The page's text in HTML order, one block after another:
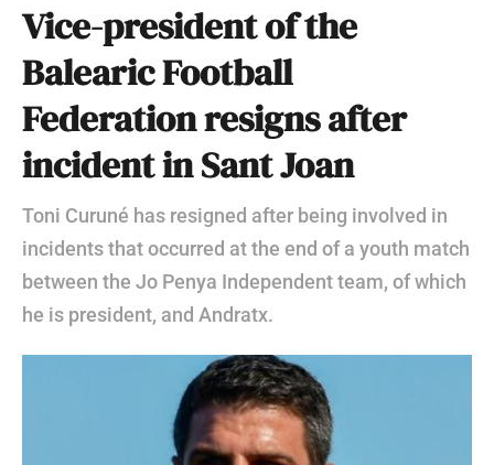
Vice-president of the
Balearic Football
Federation resigns after
incident in Sant Joan
Toni Curuné has resigned after being involved in
incidents that occurred at the end of a youth match
between the Jo Penya Independent team, of which
he is president, and Andratx.